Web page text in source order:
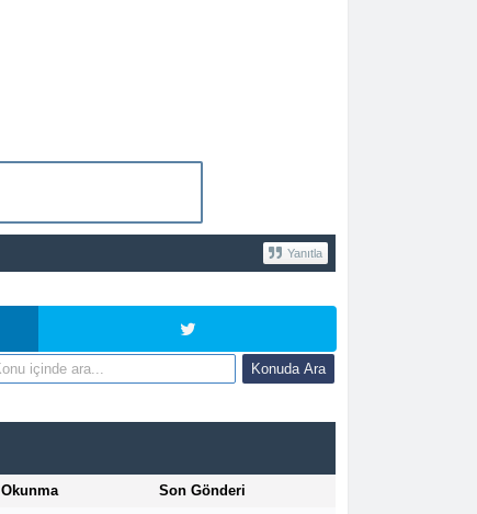
Yanıtla
Okunma Son Gönderi